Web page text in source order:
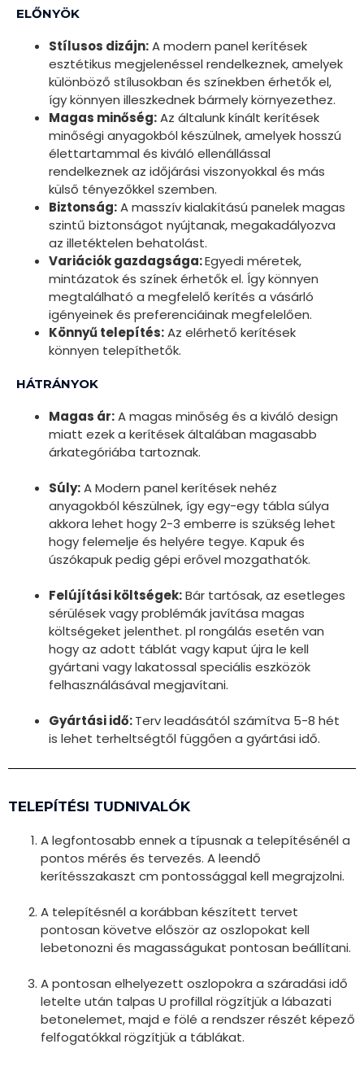
ELŐNYÖK
Stílusos dizájn:A modern panel kerítések
esztétikus megjelenéssel rendelkeznek, amelyek
különböző stílusokban és színekben érhetők el,
így könnyen illeszkednek bármely környezethez.
Magas minőség:Az általunk kínált kerítések
minőségi anyagokból készülnek, amelyek hosszú
élettartammal és kiváló ellenállással
rendelkeznek az időjárási viszonyokkal és más
külső tényezőkkel szemben.
Biztonság:A masszív kialakítású panelek magas
szintű biztonságot nyújtanak, megakadályozva
az illetéktelen behatolást.
Variációk gazdagsága:Egyedi méretek,
mintázatok és színek érhetők el. Így könnyen
megtalálható a megfelelő kerítés a vásárló
igényeinek és preferenciáinak megfelelően.
Könnyű telepítés:Az elérhető kerítések
könnyen telepíthetők.
HÁTRÁNYOK
Magas ár:A magas minőség és a kiváló design
miatt ezek a kerítések általában magasabb
árkategóriába tartoznak.
Súly:A Modern panel kerítések nehéz
anyagokból készülnek, így egy-egy tábla súlya
akkora lehet hogy 2-3 emberre is szükség lehet
hogy felemelje és helyére tegye. Kapuk és
úszókapuk pedig gépi erővel mozgathatók.
Felújítási költségek:Bár tartósak, az esetleges
sérülések vagy problémák javítása magas
költségeket jelenthet. pl rongálás esetén van
hogy az adott táblát vagy kaput újra le kell
gyártani vagy lakatossal speciális eszközök
felhasználásával megjavítani.
Gyártási idő:Terv leadásától számítva 5-8 hét
is lehet terheltségtől függően a gyártási idő.
TELEPÍTÉSI TUDNIVALÓK
A legfontosabb ennek a típusnak a telepítésénél a
pontos mérés és tervezés. A leendő
kerítésszakaszt cm pontossággal kell megrajzolni.
A telepítésnél a korábban készített tervet
pontosan követve először az oszlopokat kell
lebetonozni és magasságukat pontosan beállítani.
A pontosan elhelyezett oszlopokra a száradási idő
letelte után talpas U profillal rögzítjük a lábazati
betonelemet, majd e fölé a rendszer részét képező
felfogatókkal rögzítjük a táblákat.